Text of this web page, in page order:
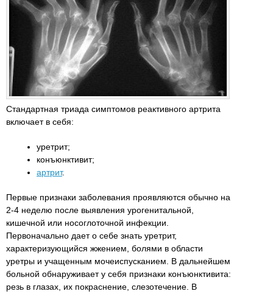
Стандартная триада симптомов реактивного артрита
включает в себя:
уретрит;
конъюнктивит;
артрит.
Первые признаки заболевания проявляются обычно на
2-4 неделю после выявления урогенитальной,
кишечной или носоглоточной инфекции.
Первоначально дает о себе знать уретрит,
характеризующийся жжением, болями в области
уретры и учащенным мочеиспусканием. В дальнейшем
больной обнаруживает у себя признаки конъюнктивита:
резь в глазах, их покраснение, слезотечение. В